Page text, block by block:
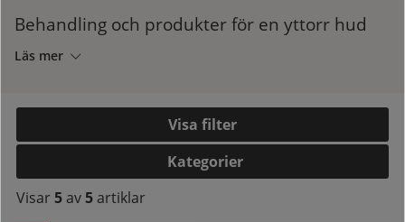
Behandling och produkter för en yttorr hud
huden ofta så att gamla och döda hudceller avlägsnas. På
så sätt ökar hudens förmåga att ta upp återfuktade ämnen
i efterkommande produkter. Lägg även en återfuktande
aniktsmask någon gång i veckan och fyll på under dagen
med en fuktgivande ansiktsmist. Ett annat bra sätt att bota
yttorrhet är att säsongsanpassa din hudvårdsrutin. Detta
Läs mer
Filtrera
Kategorier
Visar 5av 5artiklar